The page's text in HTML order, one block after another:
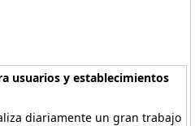
usuarios y establecimientos
diariamente un gran trabajo